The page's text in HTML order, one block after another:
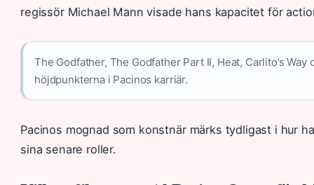
regissör Michael Mann visade hans kapacitet för
The Godfather, The Godfather Part II, Heat, Carlito’s
höjdpunkterna i Pacinos karriär.
Pacinos mognad som konstnär märks tydligast i hur
sina senare roller.